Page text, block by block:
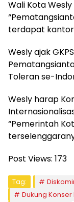
Wali Kota
terdapat kantor
Wesly ajak
Toleran se-
Wesly harap
“Pemerintah
Post Views: 173
Tag:
Dukung Konser